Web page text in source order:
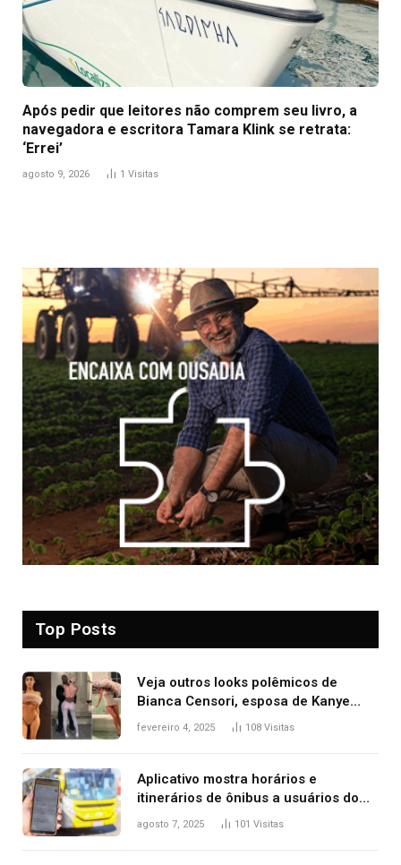
Após pedir que leitores não comprem seu livro, a
navegadora e escritora Tamara Klink se retrata:
‘Errei’
agosto 9, 2026 1 Visitas
Top Posts
Veja outros looks polêmicos de
Bianca Censori, esposa de Kanye
West que apareceu nua no Grammy
fevereiro 4, 2025 108 Visitas
Aplicativo mostra horários e
itinerários de ônibus a usuários do
transporte público de Palmas; confira
agosto 7, 2025 101 Visitas